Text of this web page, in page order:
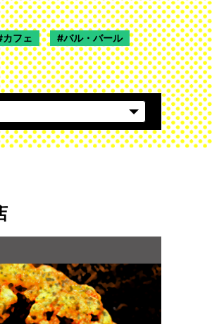
カフェ バル・バール